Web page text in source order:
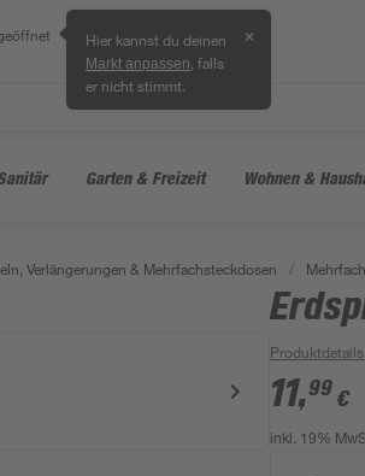
Hier kannst du deinen
Markt anpassen , falls
er nicht stimmt.
✕
Garten & Freizeit Wohnen &
Verlängerungen & Mehrfachsteckdosen /
Produktdetails
11,99 €
inkl. 19%